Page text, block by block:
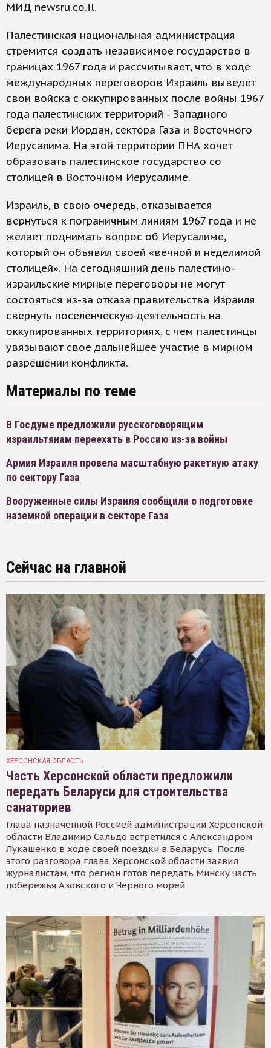
МИД newsru.co.il.
Палестинская национальная администрация
стремится создать независимое государство в
границах 1967 года и рассчитывает, что в ходе
международных переговоров Израиль выведет
свои войска с оккупированных после войны 1967
года палестинских территорий - Западного
берега реки Иордан, сектора Газа и Восточного
Иерусалима. На этой территории ПНА хочет
образовать палестинское государство со
столицей в Восточном Иерусалиме.
Израиль, в свою очередь, отказывается
вернуться к пограничным линиям 1967 года и не
желает поднимать вопрос об Иерусалиме,
который он объявил своей «вечной и неделимой
столицей». На сегодняшний день палестино-
израильские мирные переговоры не могут
состояться из-за отказа правительства Израиля
свернуть поселенческую деятельность на
оккупированных территориях, с чем палестинцы
увязывают свое дальнейшее участие в мирном
разрешении конфликта.
Материалы по теме
В Госдуме предложили русскоговорящим
израильтянам переехать в Россию из-за войны
Армия Израиля провела масштабную ракетную атаку
по сектору Газа
Вооруженные силы Израиля сообщили о подготовке
наземной операции в секторе Газа
Сейчас на главной
ХЕРСОНСКАЯ ОБЛАСТЬ
Часть Херсонской области предложили
передать Беларуси для строительства
санаториев
Глава назначенной Россией администрации Херсонской
области Владимир Сальдо встретился с Александром
Лукашенко в ходе своей поездки в Беларусь. После
этого разговора глава Херсонской области заявил
журналистам, что регион готов передать Минску часть
побережья Азовского и Черного морей